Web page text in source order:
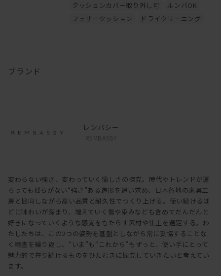
クッションカバー取り外し可
ルンバOK
フェザークッション
ドライクリーニング
ブランド
レンバシー
REMBASSY
変わらない強さ、変わっていく愉しさの探究。時代やトレンドが遷
ろっても揺らがない“強さ”ある造形を追い求め、日本各地の家具工
房と協同しながら高い品質と耐久性でつくり上げる。使い続けるほ
どに味わいが深まり、増えていく傷や染みなども含めてだんだんと
好きになっていくような感覚をもたらす素材や仕上を選定する。わ
たしたちは、この2つの姿勢を基盤としながら常に妥協することな
く精査を繰り返し、“いま”も“これから”もずっと、使い手にとって
魅力的で在り続けるものをひたむきに探究していきたいと考えてい
ます。